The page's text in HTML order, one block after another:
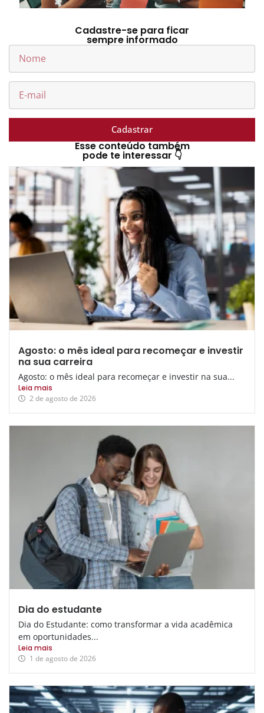
Cadastre-se para ficar
sempre informado
Cadastrar
Esse conteúdo também
pode te interessar 👇
Agosto: o mês ideal para recomeçar e investir
na sua carreira
Agosto: o mês ideal para recomeçar e investir na sua...
Leia mais
2 de agosto de 2026
Dia do estudante
Dia do Estudante: como transformar a vida acadêmica
em oportunidades...
Leia mais
1 de agosto de 2026